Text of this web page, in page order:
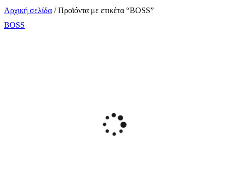
Αρχική σελίδα / Προϊόντα με ετικέτα “BOSS”
BOSS